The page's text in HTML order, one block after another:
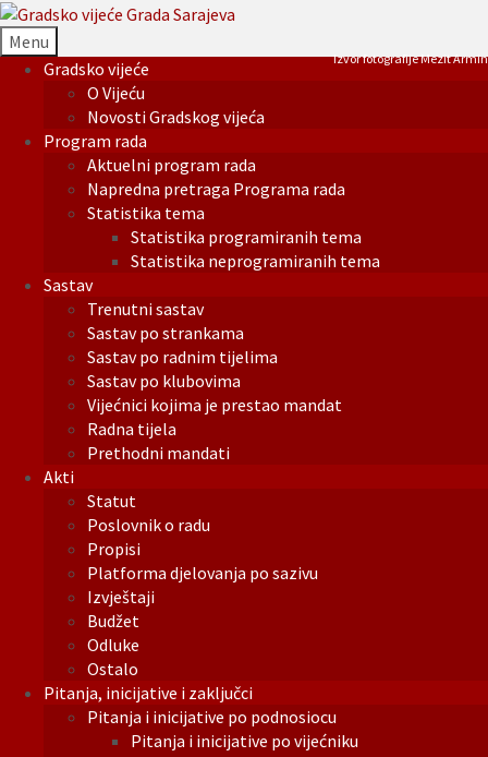
Menu
Gradsko vijeće
O Vijeću
Novosti Gradskog vijeća
Program rada
Aktuelni program rada
Napredna pretraga Programa rada
Statistika tema
Statistika programiranih tema
Statistika neprogramiranih tema
Sastav
Trenutni sastav
Sastav po strankama
Sastav po radnim tijelima
Sastav po klubovima
Vijećnici kojima je prestao mandat
Radna tijela
Prethodni mandati
Akti
Statut
Poslovnik o radu
Propisi
Platforma djelovanja po sazivu
Izvještaji
Budžet
Odluke
Ostalo
Pitanja, inicijative i zaključci
Pitanja i inicijative po podnosiocu
Pitanja i inicijative po vijećniku
Izvor fotografije Mezit Armin